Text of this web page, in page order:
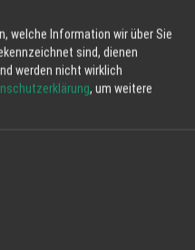
welche Information wir über Sie
sind, dienen
werden nicht wirklich
, um weitere